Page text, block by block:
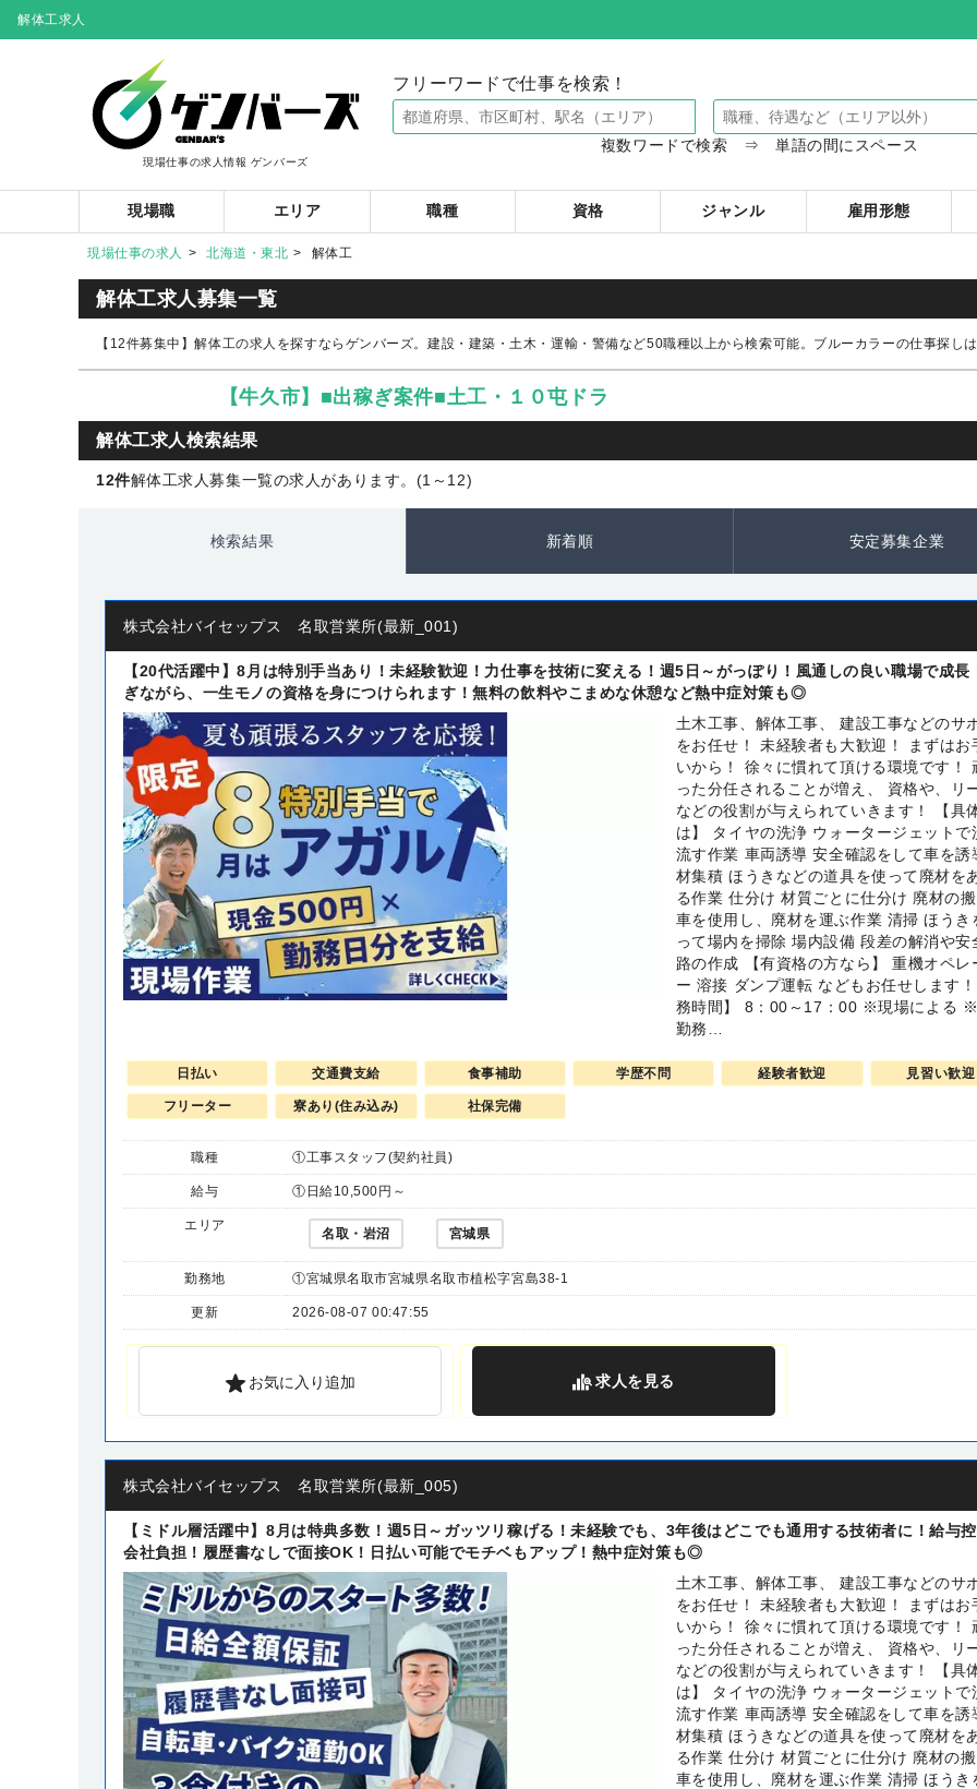
解体工求人
現場仕事の求人情報 ゲンバーズ
フリーワードで仕事を検索！
複数ワードで検索 ⇒ 単語の間にスペース
現場職 エリア 職種 資格 ジャンル 雇用形態
現場仕事の求人 北海道・東北 解体工
解体工求人募集一覧
【12件募集中】解体工の求人を探すならゲンバーズ。建設・建築・土木・運輸・警備など50職種以上から検索可能。ブルーカラーの仕事探し
【牛久市】■出稼ぎ案件■土工・１０屯ドラ
解体工求人検索結果
12件解体工求人募集一覧の求人があります。(1～12)
検索結果 新着順 安定募集企業
株式会社バイセップス 名取営業所(最新_001)
【20代活躍中】8月は特別手当あり！未経験歓迎！力仕事を技術に変える！週5日～がっぽり！風通しの良い職場で成長
ぎながら、一生モノの資格を身につけられます！無料の飲料やこまめな休憩など熱中症対策も◎
土木工事、解体工事、 建設工事などのサ
をお任せ！ 未経験者も大歓迎！ まずはお
いから！ 徐々に慣れて頂ける環境です！
った分任されることが増え、 資格や、リ
などの役割が与えられていきます！ 【具
は】 タイヤの洗浄 ウォータージェットで
流す作業 車両誘導 安全確認をして車を誘
材集積 ほうきなどの道具を使って廃材を
る作業 仕分け 材質ごとに仕分け 廃材の
車を使用し、廃材を運ぶ作業 清掃 ほうき
って場内を掃除 場内設備 段差の解消や安
路の作成 【有資格の方なら】 重機オペレ
ー 溶接 ダンプ運転 などもお任せします
務時間】 8：00～17：00 ※現場による
勤務…
日払い 交通費支給 食事補助 学歴不問 経験者歓迎 見習い歓迎
フリーター 寮あり(住み込み) 社保完備
職種 ①工事スタッフ(契約社員)
給与 ①日給10,500円～
エリア
名取・岩沼 宮城県
勤務地 ①宮城県名取市宮城県名取市植松字宮島38-1
更新 2026-08-07 00:47:55
お気に入り追加 求人を見る
株式会社バイセップス 名取営業所(最新_005)
【ミドル層活躍中】8月は特典多数！週5日～ガッツリ稼げる！未経験でも、3年後はどこでも通用する技術者に！給与
会社負担！履歴書なしで面接OK！日払い可能でモチベもアップ！熱中症対策も◎
土木工事、解体工事、 建設工事などのサ
をお任せ！ 未経験者も大歓迎！ まずはお
いから！ 徐々に慣れて頂ける環境です！
った分任されることが増え、 資格や、リ
などの役割が与えられていきます！ 【具
は】 タイヤの洗浄 ウォータージェットで
流す作業 車両誘導 安全確認をして車を誘
材集積 ほうきなどの道具を使って廃材を
る作業 仕分け 材質ごとに仕分け 廃材の
車を使用し、廃材を運ぶ作業 清掃 ほうき